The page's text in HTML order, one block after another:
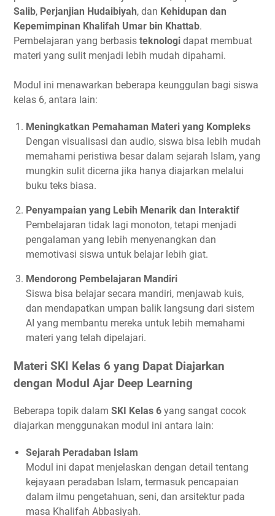
Salib, Perjanjian Hudaibiyah, dan Kehidupan dan
Kepemimpinan Khalifah Umar bin Khattab.
Pembelajaran yang berbasis teknologi dapat membuat
materi yang sulit menjadi lebih mudah dipahami.
Modul ini menawarkan beberapa keunggulan bagi siswa
kelas 6, antara lain:
Meningkatkan Pemahaman Materi yang Kompleks
Dengan visualisasi dan audio, siswa bisa lebih mudah
memahami peristiwa besar dalam sejarah Islam, yang
mungkin sulit dicerna jika hanya diajarkan melalui
buku teks biasa.
Penyampaian yang Lebih Menarik dan Interaktif
Pembelajaran tidak lagi monoton, tetapi menjadi
pengalaman yang lebih menyenangkan dan
memotivasi siswa untuk belajar lebih giat.
Mendorong Pembelajaran Mandiri
Siswa bisa belajar secara mandiri, menjawab kuis,
dan mendapatkan umpan balik langsung dari sistem
AI yang membantu mereka untuk lebih memahami
materi yang telah dipelajari.
Materi SKI Kelas 6 yang Dapat Diajarkan
dengan Modul Ajar Deep Learning
Beberapa topik dalam SKI Kelas 6 yang sangat cocok
diajarkan menggunakan modul ini antara lain:
Sejarah Peradaban Islam
Modul ini dapat menjelaskan dengan detail tentang
kejayaan peradaban Islam, termasuk pencapaian
dalam ilmu pengetahuan, seni, dan arsitektur pada
masa Khalifah Abbasiyah.